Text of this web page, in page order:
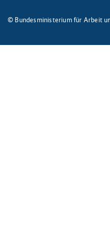
© Bundesministerium für Arbeit